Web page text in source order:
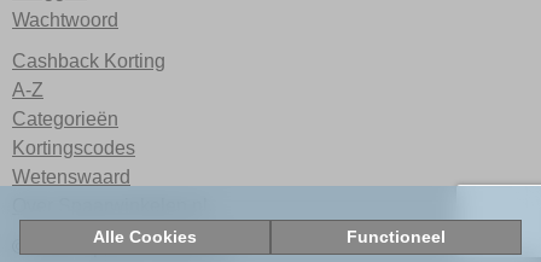
Alle Cookies Functioneel
Wachtwoord
Cashback Korting
A-Z
Categorieën
Kortingscodes
Wetenswaard
© 2026 Spaarwinkelen.nl